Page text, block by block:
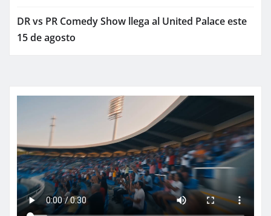
DR vs PR Comedy Show llega al United Palace este
15 de agosto